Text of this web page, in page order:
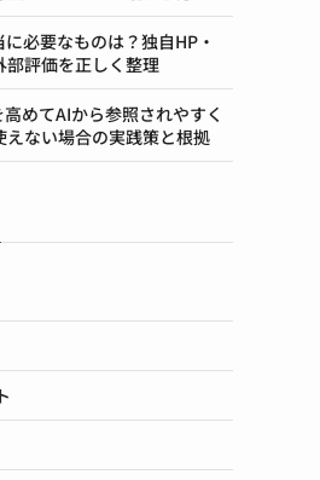
必要なものは？独自HP・
部評価を正しく整理
めてAIから参照されやすく
えない場合の実践策と根拠